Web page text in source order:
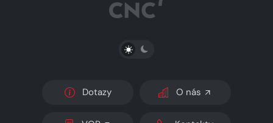
PŘEPNOUT SVĚTLÝ/TMAVÝ REŽIM
Dotazy O nás